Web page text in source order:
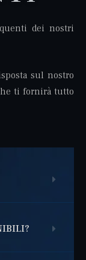
dei nostri
sul nostro
ti fornirà tutto